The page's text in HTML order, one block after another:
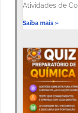
Atividades de
Saiba mais »